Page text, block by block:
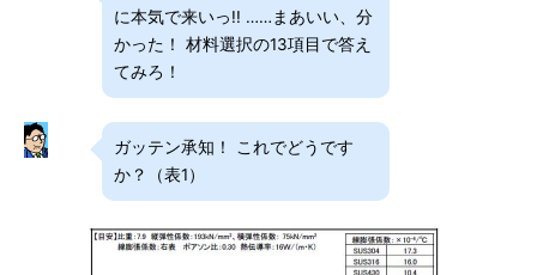
に本気で来いっ!! ……まあいい、分
かった！ 材料選択の13項目で答え
てみろ！
ガッテン承知！ これでどうです
か？（表1）